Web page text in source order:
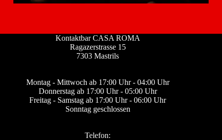
Kontaktbar CASA ROMA
Ragazerstrasse 15
7303 Mastrils
Montag - Mittwoch ab 17:00 Uhr - 04:00 Uhr
Donnerstag ab 17:00 Uhr - 05:00 Uhr
Freitag - Samstag ab 17:00 Uhr - 06:00 Uhr
Sonntag geschlossen
Telefon: